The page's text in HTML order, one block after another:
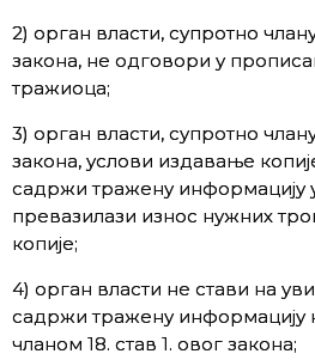
2) орган власти, супротно
закона, не одговори у
тражиоца;
3) орган власти, супротно
закона, услови издавање
садржи тражену информацију
превазилази износ нужних
копије;
4) орган власти не стави на
садржи тражену информацију
чланом 18. став 1. овог закона;